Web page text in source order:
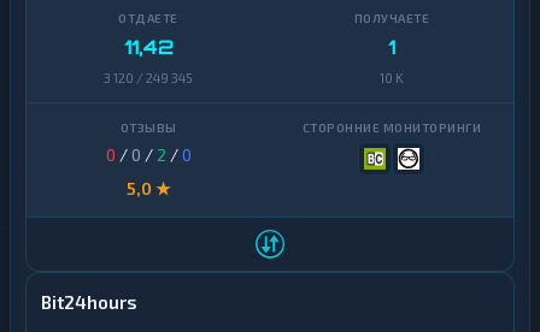
11,42
3 120 / 249 345
1
10 K
0 / 0 / 2 /0
5,0 ★
Bit24hours